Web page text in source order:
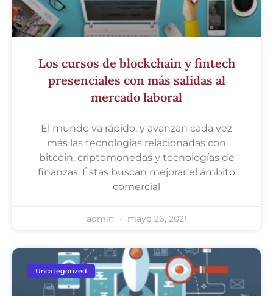
Los cursos de blockchain y fintech
presenciales con más salidas al
mercado laboral
El mundo va rápido, y avanzan cada vez
más las tecnologías relacionadas con
bitcoin, criptomonedas y tecnologías de
finanzas. Éstas buscan mejorar el ámbito
comercial
admin mayo 26, 2021
Uncategorized